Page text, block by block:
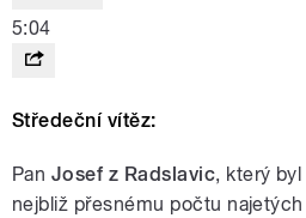
5:04
Středeční vítěz:
Pan Josef z Radslavic, který
nejbliž přesnému počtu